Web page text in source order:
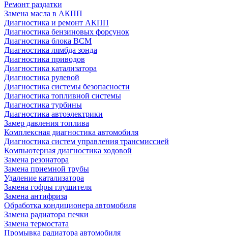
Ремонт раздатки
Замена масла в АКПП
Диагностика и ремонт АКПП
Диагностика бензиновых форсунок
Диагностика блока BCM
Диагностика лямбда зонда
Диагностика приводов
Диагностика катализатора
Диагностика рулевой
Диагностика системы безопасности
Диагностика топливной системы
Диагностика турбины
Диагностика автоэлектрики
Замер давления топлива
Комплексная диагностика автомобиля
Диагностика систем управления трансмиссией
Компьютерная диагностика ходовой
Замена резонатора
Замена приемной трубы
Удаление катализатора
Замена гофры глушителя
Замена антифриза
Обработка кондиционера автомобиля
Замена радиатора печки
Замена термостата
Промывка радиатора автомобиля